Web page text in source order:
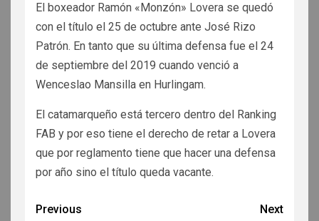
El boxeador Ramón «Monzón» Lovera se quedó
con el título el 25 de octubre ante José Rizo
Patrón. En tanto que su última defensa fue el 24
de septiembre del 2019 cuando venció a
Wenceslao Mansilla en Hurlingam.
El catamarqueño está tercero dentro del Ranking
FAB y por eso tiene el derecho de retar a Lovera
que por reglamento tiene que hacer una defensa
por año sino el título queda vacante.
Previous
Next